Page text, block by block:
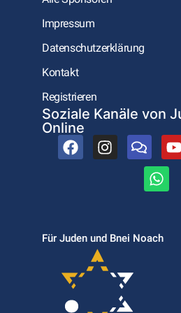
Impressum
Datenschutzerklärung
Kontakt
Registrieren
Soziale Kanäle von
Online
Für Juden und Bnei Noach